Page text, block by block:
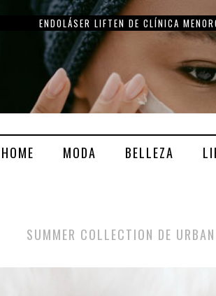
LOVE COLLECTION: AMOR A PRIMERA VISTA
HOME MODA BELLEZA
SUMMER COLLECTION DE